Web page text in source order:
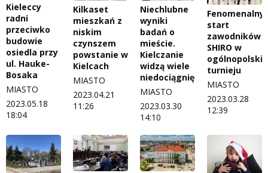
Kieleccy
radni
przeciwko
budowie
osiedla przy
ul. Hauke-
Bosaka
MIASTO
2023.05.18
18:04
Kilkaset
mieszkań z
niskim
czynszem
powstanie w
Kielcach
MIASTO
2023.04.21
11:26
Niechlubne
wyniki
badań o
mieście.
Kielczanie
widzą wiele
niedociągnięć
MIASTO
2023.03.30
14:10
Fenomenalny
start
zawodników
SHIRO w
turnieju
MIASTO
2023.03.28
12:39